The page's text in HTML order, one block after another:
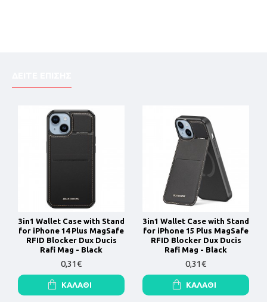
3in1 Wallet Case with Stand
for iPhone 14 Plus MagSafe
RFID Blocker Dux Ducis
Rafi Mag - Black
0,31€
ΚΑΛΆΘΙ
3in1 Wallet Case with Stand
for iPhone 15 Plus MagSafe
RFID Blocker Dux Ducis
Rafi Mag - Black
0,31€
ΚΑΛΆΘΙ